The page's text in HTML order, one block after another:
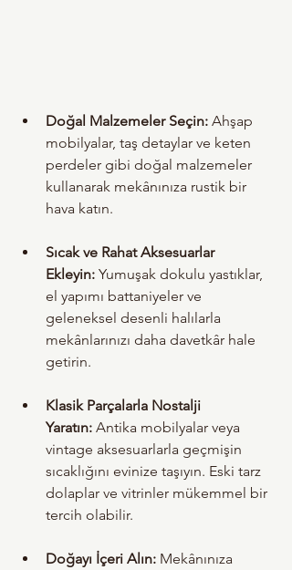
Doğal Malzemeler Seçin: Ahşap
mobilyalar, taş detaylar ve keten
perdeler gibi doğal malzemeler
kullanarak mekânınıza rustik bir
hava katın.
Sıcak ve Rahat Aksesuarlar
Ekleyin: Yumuşak dokulu yastıklar,
el yapımı battaniyeler ve
geleneksel desenli halılarla
mekânlarınızı daha davetkâr hale
getirin.
Klasik Parçalarla Nostalji
Yaratın: Antika mobilyalar veya
vintage aksesuarlarla geçmişin
sıcaklığını evinize taşıyın. Eski tarz
dolaplar ve vitrinler mükemmel bir
tercih olabilir.
Doğayı İçeri Alın: Mekânınıza